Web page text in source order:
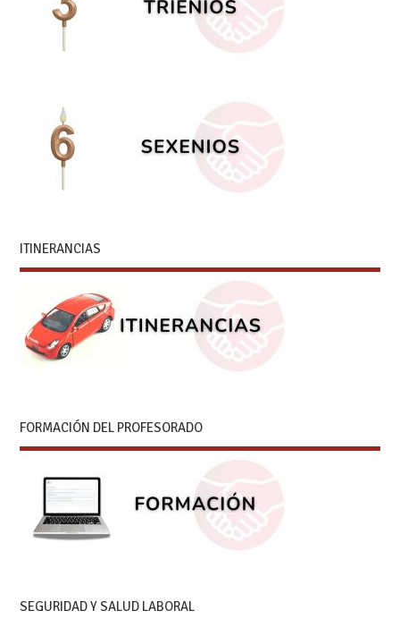
ITINERANCIAS
FORMACIÓN DEL PROFESORADO
SEGURIDAD Y SALUD LABORAL